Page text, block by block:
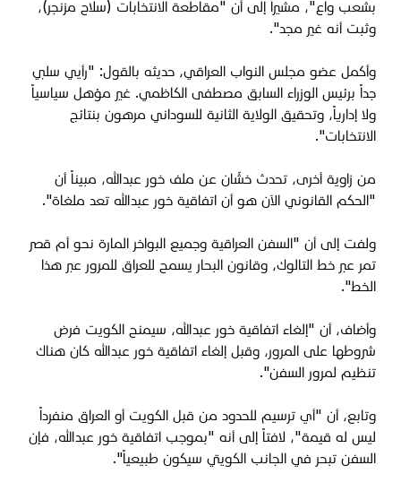
بشعب واع"، مشيراً إلى أن "مقاطعة الانتخابات (سلاح مزنجر)،
وثبت أنه غير مجد".
وأكمل عضو مجلس النواب العراقي، حديثه بالقول: "رأيي سلبي
جداً برئيس الوزراء السابق مصطفى الكاظمي. غير مؤهل سياسياً
ولا إدارياً، وتحقيق الولاية الثانية للسوداني مرهون بنتائج
الانتخابات".
من زاوية أخرى، تحدث خشّان عن ملف خور عبدالله، مبيناً أن
"الحكم القانوني الآن هو أن اتفاقية خور عبدالله تعد ملغاة".
ولفت إلى أن "السفن العراقية وجميع البواخر المارة نحو أم قصر
تمر عبر خط التالوك، وقانون البحار يسمح للعراق للمرور عبر هذا
الخط".
وأضاف، أن "إلغاء اتفاقية خور عبدالله، سيمنح الكويت فرض
شروطها على المرور، وقبل إلغاء اتفاقية خور عبدالله كان هناك
تنظيم لمرور السفن".
وتابع، أن "أي ترسيم للحدود من قبل الكويت أو العراق منفرداً
ليس له قيمة"، لافتاً إلى أنه "بموجب اتفاقية خور عبدالله، فإن
السفن تبحر في الجانب الكويتي سيكون طبيعياً".